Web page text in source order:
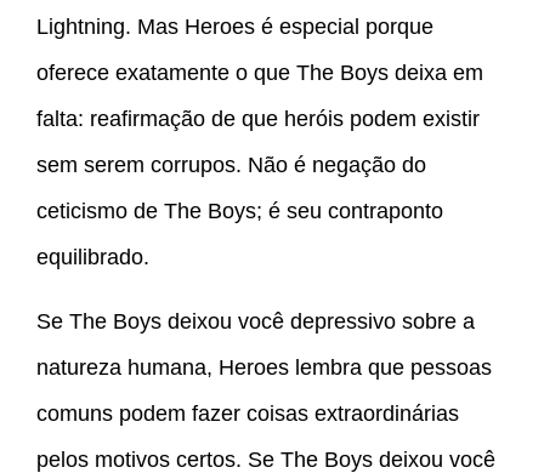
Lightning. Mas Heroes é especial porque
oferece exatamente o que The Boys deixa em
falta: reafirmação de que heróis podem existir
sem serem corrupos. Não é negação do
ceticismo de The Boys; é seu contraponto
equilibrado.
Se The Boys deixou você depressivo sobre a
natureza humana, Heroes lembra que pessoas
comuns podem fazer coisas extraordinárias
pelos motivos certos. Se The Boys deixou você